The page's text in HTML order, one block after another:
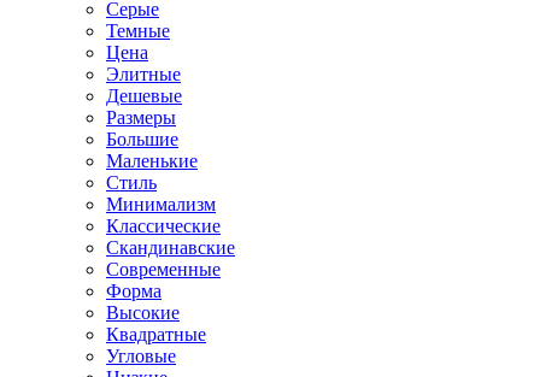
Серые
Темные
Цена
Элитные
Дешевые
Размеры
Большие
Маленькие
Стиль
Минимализм
Классические
Скандинавские
Современные
Форма
Высокие
Квадратные
Угловые